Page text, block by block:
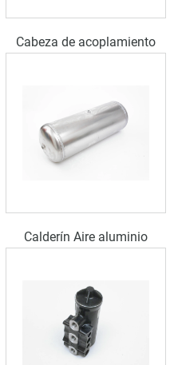
Cabeza de acoplamiento
Calderín Aire aluminio